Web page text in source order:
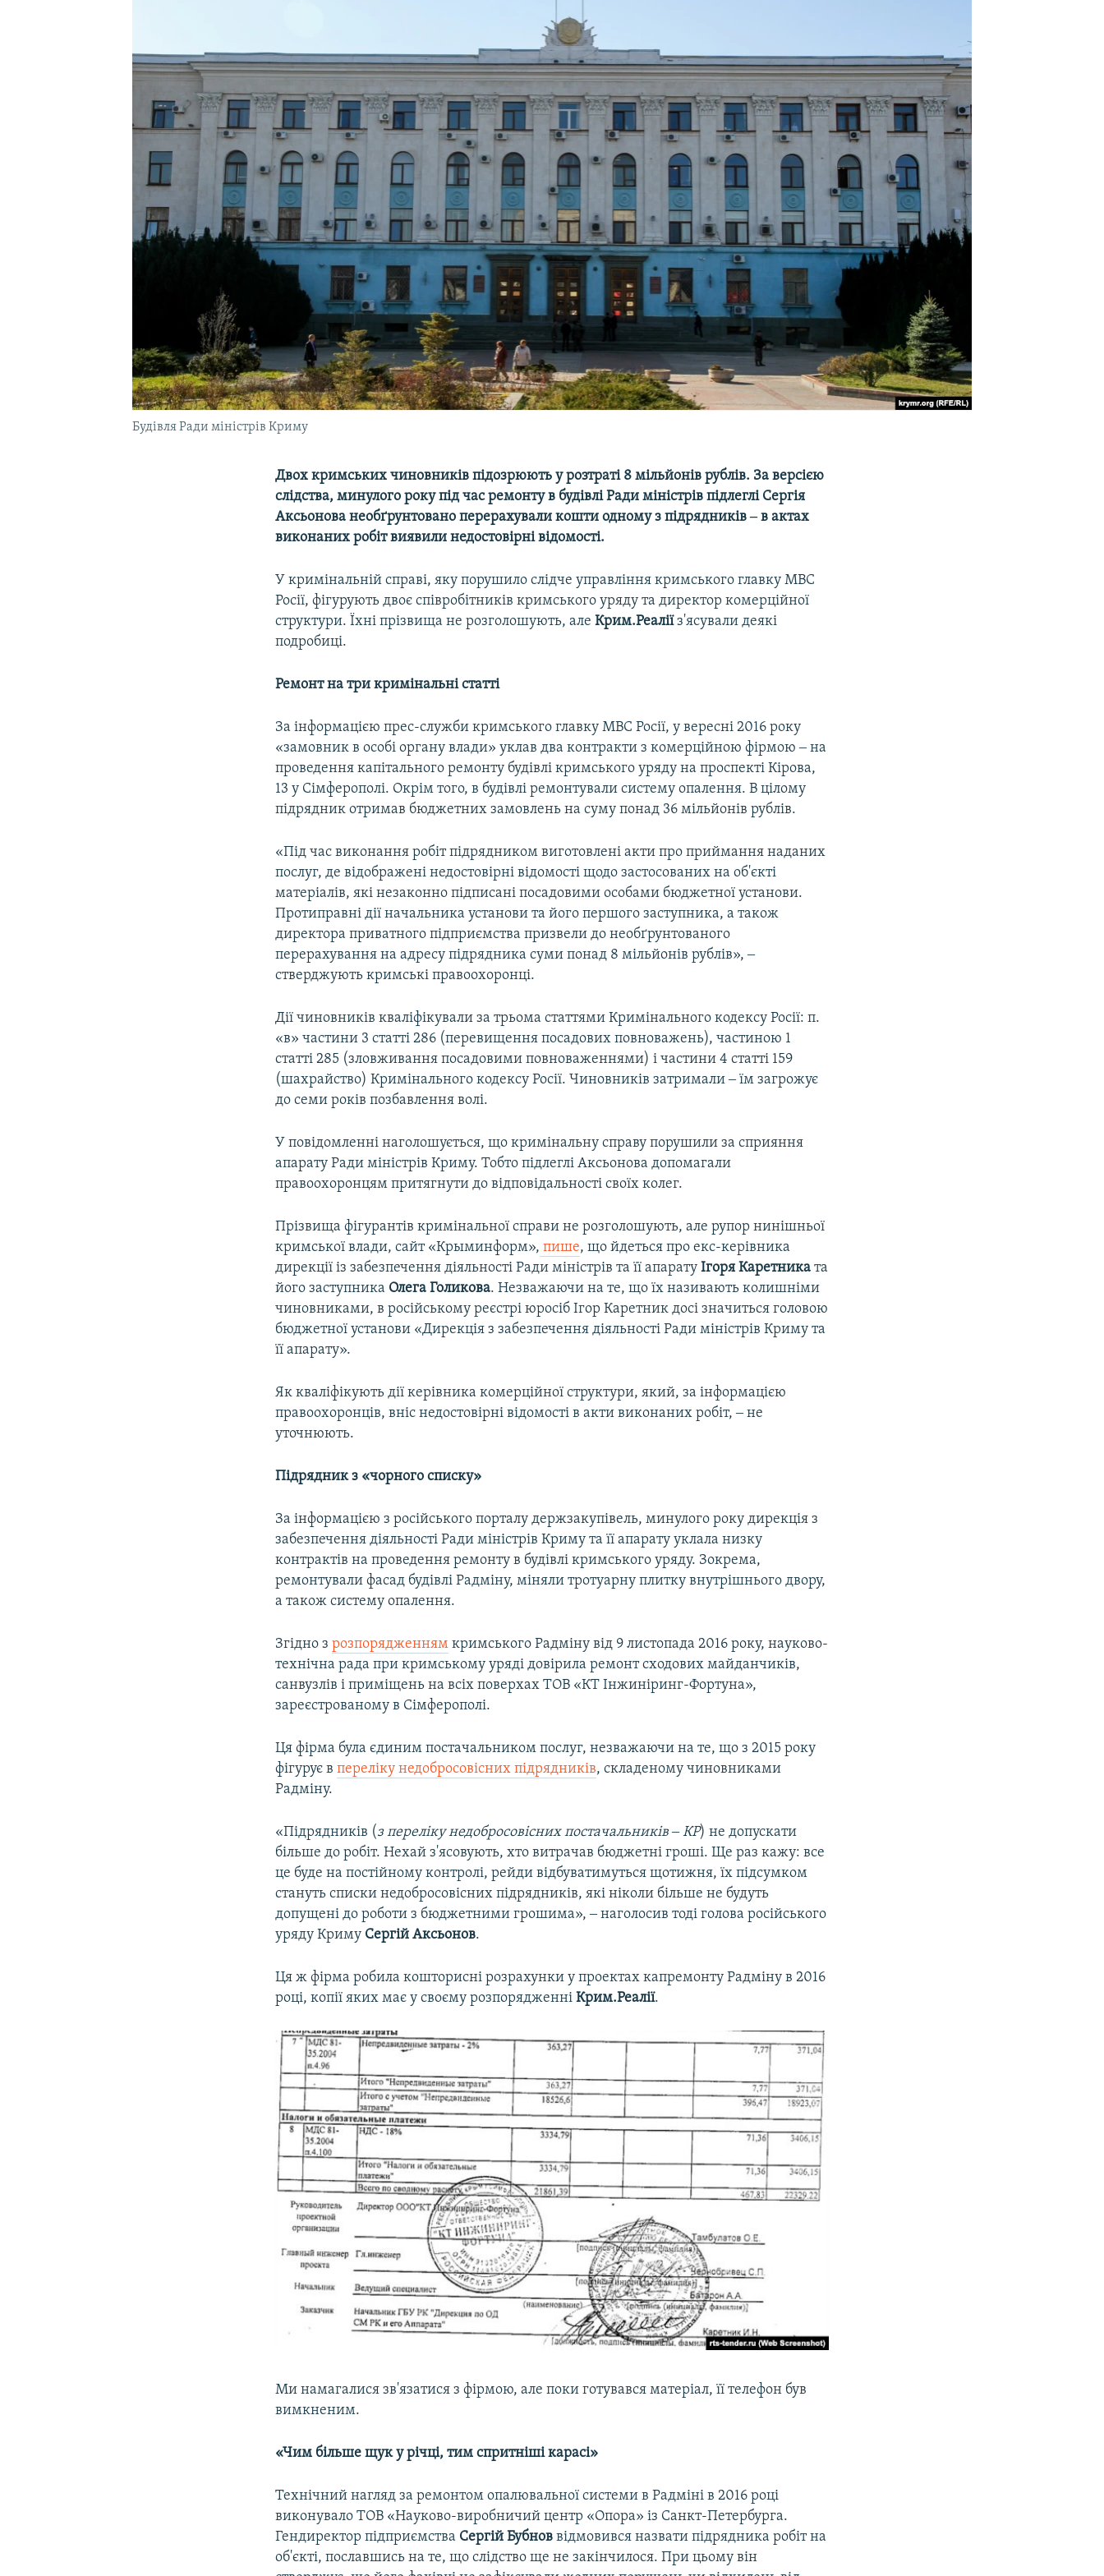
УКРАЇНСЬКА ПРОБЛЕМА КРИМУ
Будівля Ради міністрів Криму
Двох кримських чиновників підозрюють у розтраті 8 мільйонів рублів. За версією
слідства, минулого року під час ремонту в будівлі Ради міністрів підлеглі Сергія
Аксьонова необґрунтовано перерахували кошти одному з підрядників ‒ в актах
виконаних робіт виявили недостовірні відомості.
У кримінальній справі, яку порушило слідче управління кримського главку МВС
Росії, фігурують двоє співробітників кримського уряду та директор комерційної
структури. Їхні прізвища не розголошують, алеКрим.Реаліїз'ясували деякі
подробиці.
Ремонт на три кримінальні статті
За інформацією прес-служби кримського главку МВС Росії, у вересні 2016 року
«замовник в особі органу влади» уклав два контракти з комерційною фірмою ‒ на
проведення капітального ремонту будівлі кримського уряду на проспекті Кірова,
13 у Сімферополі. Окрім того, в будівлі ремонтували систему опалення. В цілому
підрядник отримав бюджетних замовлень на суму понад 36 мільйонів рублів.
«Під час виконання робіт підрядником виготовлені акти про приймання наданих
послуг, де відображені недостовірні відомості щодо застосованих на об'єкті
матеріалів, які незаконно підписані посадовими особами бюджетної установи.
Протиправні дії начальника установи та його першого заступника, а також
директора приватного підприємства призвели до необґрунтованого
перерахування на адресу підрядника суми понад 8 мільйонів рублів», ‒
стверджують кримські правоохоронці.
Дії чиновників кваліфікували за трьома статтями Кримінального кодексу Росії: п.
«в» частини 3 статті 286 (перевищення посадових повноважень), частиною 1
статті 285 (зловживання посадовими повноваженнями) і частини 4 статті 159
(шахрайство) Кримінального кодексу Росії. Чиновників затримали ‒ їм загрожує
до семи років позбавлення волі.
У повідомленні наголошується, що кримінальну справу порушили за сприяння
апарату Ради міністрів Криму. Тобто підлеглі Аксьонова допомагали
правоохоронцям притягнути до відповідальності своїх колег.
Прізвища фігурантів кримінальної справи не розголошують, але рупор нинішньої
кримської влади, сайт «Крыминформ», пише, що йдеться про екс-керівника
дирекції із забезпечення діяльності Ради міністрів та її апаратуІгоря Каретника та
його заступника Олега Голикова. Незважаючи на те, що їх називають колишніми
чиновниками, в російському реєстрі юросіб Ігор Каретник досі значиться головою
бюджетної установи «Дирекція з забезпечення діяльності Ради міністрів Криму та
її апарату».
Як кваліфікують дії керівника комерційної структури, який, за інформацією
правоохоронців, вніс недостовірні відомості в акти виконаних робіт, ‒ не
уточнюють.
Підрядник з «чорного списку»
За інформацією з російського порталу держзакупівель, минулого року дирекція з
забезпечення діяльності Ради міністрів Криму та її апарату уклала низку
контрактів на проведення ремонту в будівлі кримського уряду. Зокрема,
ремонтували фасад будівлі Радміну, міняли тротуарну плитку внутрішнього двору,
а також систему опалення.
Згідно зрозпорядженням кримського Радміну від 9 листопада 2016 року, науково-
технічна рада при кримському уряді довірила ремонт сходових майданчиків,
санвузлів і приміщень на всіх поверхах ТОВ «КТ Інжиніринг-Фортуна»,
зареєстрованому в Сімферополі.
Ця фірма була єдиним постачальником послуг, незважаючи на те, що з 2015 року
фігурує впереліку недобросовісних підрядників, складеному чиновниками
Радміну.
«Підрядників (з переліку недобросовісних постачальників ‒ КР) не допускати
більше до робіт. Нехай з'ясовують, хто витрачав бюджетні гроші. Ще раз кажу: все
це буде на постійному контролі, рейди відбуватимуться щотижня, їх підсумком
стануть списки недобросовісних підрядників, які ніколи більше не будуть
допущені до роботи з бюджетними грошима», ‒ наголосив тоді голова російського
уряду Криму Сергій Аксьонов.
Ця ж фірма робила кошторисні розрахунки у проектах капремонту Радміну в 2016
році, копії яких має у своєму розпорядженніКрим.Реалії.
Ми намагалися зв'язатися з фірмою, але поки готувався матеріал, її телефон був
вимкненим.
«Чим більше щук у річці, тим спритніші карасі»
Технічний нагляд за ремонтом опалювальної системи в Радміні в 2016 році
виконувало ТОВ «Науково-виробничий центр «Опора» із Санкт-Петербурга.
Гендиректор підприємства Сергій Бубнов відмовився назвати підрядника робіт на
об'єкті, пославшись на те, що слідство ще не закінчилося. При цьому він